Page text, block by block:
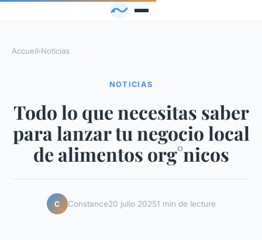
Accueil›Noticias
NOTICIAS
Todo lo que necesitas saber
para lanzar tu negocio local
de alimentos org°nicos
C Constance20 julio 20251 min de lecture